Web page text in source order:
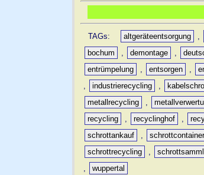
TAGs: altgeräteentsorgung ,
bochum
, demontage ,
entrümpelung
, entsorgen ,
,
industrierecycling ,
metallrecycling
,
recycling
, recyclinghof ,
schrottankauf
,
schrottrecycling
,
,
wuppertal